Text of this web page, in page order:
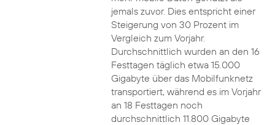
jemals zuvor. Dies entspricht einer
Steigerung von 30 Prozent im
Vergleich zum Vorjahr.
Durchschnittlich wurden an den 16
Festtagen täglich etwa 15.000
Gigabyte über das Mobilfunknetz
transportiert, während es im Vorjahr
an 18 Festtagen noch
durchschnittlich 11.800 Gigabyte